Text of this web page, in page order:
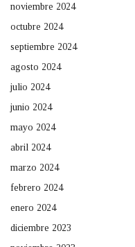
noviembre 2024
octubre 2024
septiembre 2024
agosto 2024
julio 2024
junio 2024
mayo 2024
abril 2024
marzo 2024
febrero 2024
enero 2024
diciembre 2023